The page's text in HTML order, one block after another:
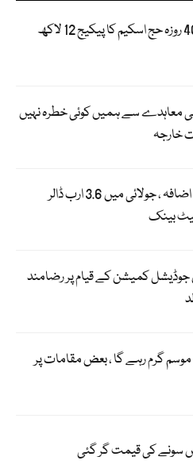
اگلے سال کیلئے 40 روزہ حج اسکیم کا پیکیج 12 لاکھ
معاہدے سے ہمیں کوئی خطرہ نہیں
خارجہ
ترسیلات زر میں بڑا اضافہ ، جولائی میں 3.6 ارب ڈالر
بینک
کمیشن کے قیام پر رضامند
گرم رہے گا ، بعض مقامات پر
سونے کی قیمت گر گئی